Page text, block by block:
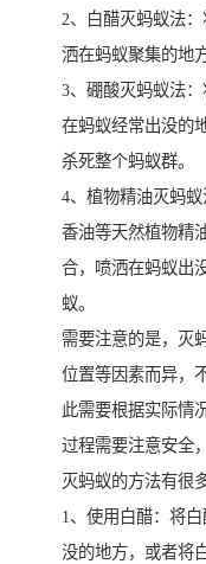
2、白醋灭蚂蚁法
洒在蚂蚁聚集的地
3、硼酸灭蚂蚁法
在蚂蚁经常出没的
杀死整个蚂蚁群。
4、植物精油灭蚂
香油等天然植物精
合，喷洒在蚂蚁出
蚁。
需要注意的是，灭
位置等因素而异，
此需要根据实际情
过程需要注意安全
灭蚂蚁的方法有很
1、使用白醋：将
没的地方，或者将